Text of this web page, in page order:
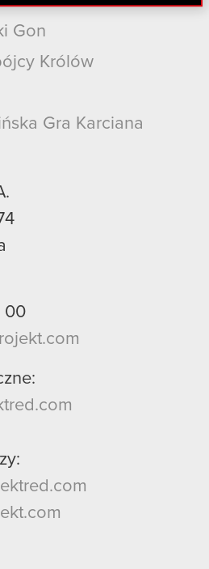
od Ciebie lub uzyskanymi
ich usług. Kontynuując
Gon
Królów
Gra Karciana
00